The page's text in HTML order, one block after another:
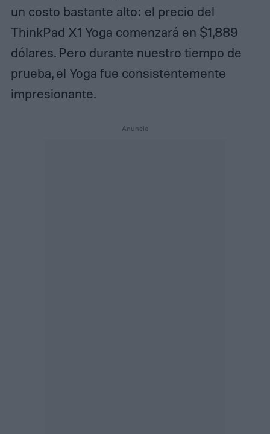
un costo bastante alto: el precio del
ThinkPad X1 Yoga comenzará en $1,889
dólares. Pero durante nuestro tiempo de
prueba, el Yoga fue consistentemente
impresionante.